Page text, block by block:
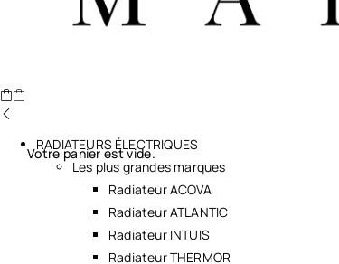
Votre panier est vide.
RADIATEURS ÉLECTRIQUES
Les plus grandes marques
Radiateur ACOVA
Radiateur ATLANTIC
Radiateur INTUIS
Radiateur THERMOR